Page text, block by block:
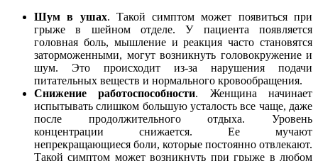
Шум в ушах. Такой симптом может появиться при
грыже в шейном отделе. У пациента появляется
головная боль, мышление и реакция часто становятся
заторможенными, могут возникнуть головокружение и
шум. Это происходит из-за нарушения подачи
питательных веществ и нормального кровообращения.
Снижение работоспособности. Женщина начинает
испытывать слишком большую усталость все чаще, даже
после продолжительного отдыха. Уровень
концентрации снижается. Ее мучают
непрекращающиеся боли, которые постоянно отвлекают.
Такой симптом может возникнуть при грыже в любом